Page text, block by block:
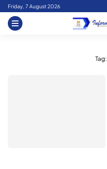
Skip
content
Friday, 7 August 2026
Tag: